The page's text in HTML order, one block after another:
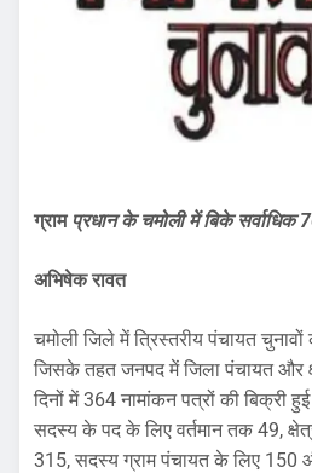
ग्राम प्रधान के चमोली में बिके सर्वाधिक
अभिषेक रावत
चमोली जिले में त्रिस्तरीय पंचायत
जिसके तहत जनपद में जिला पंचायत और
दिनों में 364 नामांकन पत्रों की बिक्री
सदस्य के पद के लिए वर्तमान तक 49,
315, सदस्य ग्राम पंचायत के लिए 150